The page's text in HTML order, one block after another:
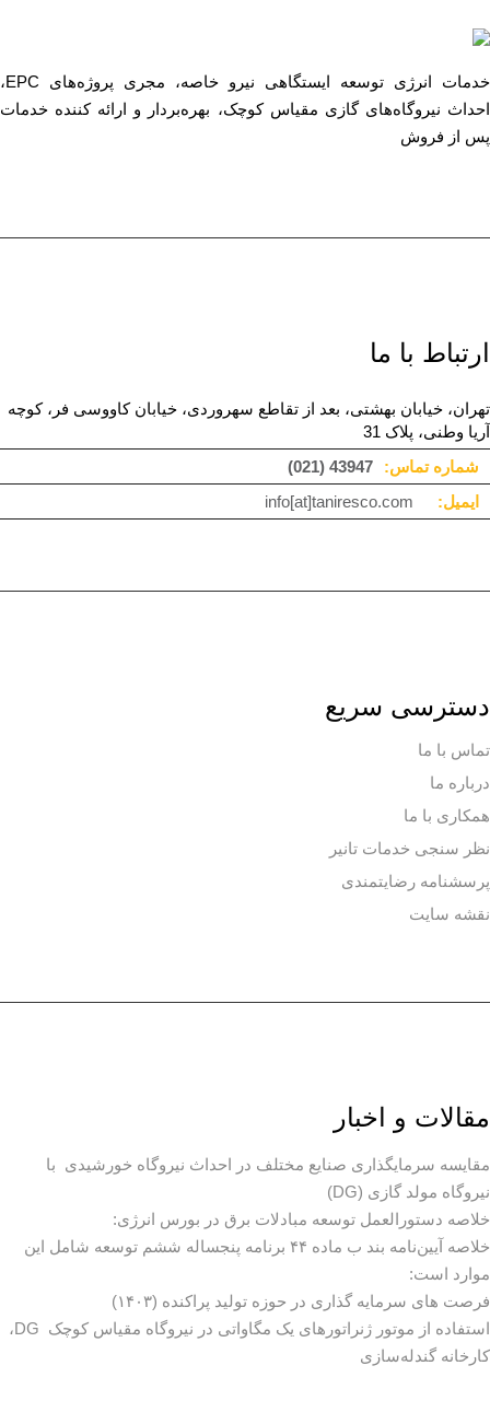
خدمات انرژی توسعه ایستگاهی نیرو خاصه، مجری پروژه‌های EPC،
احداث نیروگاه‌های گازی مقیاس کوچک، بهره‌بردار و ارائه کننده خدمات
پس از فروش
ارتباط با ما
تهران، خیابان بهشتی، بعد از تقاطع سهروردی، خیابان کاووسی فر، کوچه
آریا وطنی، پلاک 31
شماره تماس:
(021) 43947
ایمیل:
info[at]taniresco.com
دسترسی سریع
تماس با ما
درباره ما
همکاری با ما
نظر سنجی خدمات تانیر
پرسشنامه رضایتمندی
نقشه سایت
مقالات و اخبار
مقایسه سرمایگذاری صنایع مختلف در احداث نیروگاه خورشیدی با
نیروگاه مولد گازی (DG)
خلاصه دستورالعمل توسعه مبادلات برق در بورس انرژی:
خلاصه آیین‌نامه بند ب ماده ۴۴ برنامه پنجساله ششم توسعه شامل این
موارد است:
فرصت های سرمایه گذاری در حوزه تولید پراکنده (۱۴۰۳)
استفاده از موتور ژنراتورهای یک مگاواتی در نیروگاه مقیاس کوچک DG،
کارخانه گندله‌سازی